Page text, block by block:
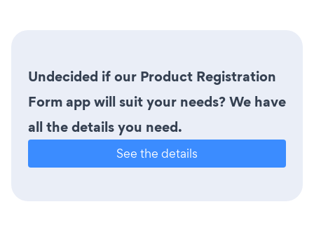
Undecided if our Product Registration
Form app will suit your needs? We have
all the details you need.
See the details